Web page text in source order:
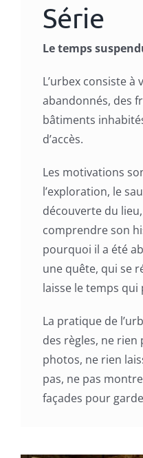
Série
Le temps
L’urbex consiste à
abandonnés, des
bâtiments
d’accès.
Les motivations
l’exploration, le
découverte du
comprendre son
pourquoi il a été
une quête, qui se
laisse le temps qui
La pratique de
des règles, ne rien
photos, ne rien
pas, ne pas
façades pour